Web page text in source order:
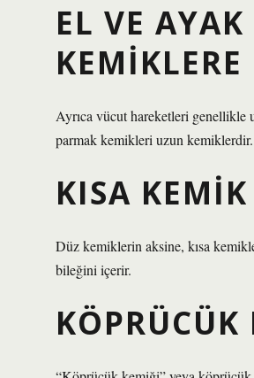
EL VE
Ayrıca vücut hareketleri genellikle
parmak kemikleri uzun kemiklerdir.
KISA
Düz kemiklerin aksine, kısa
bileğini içerir.